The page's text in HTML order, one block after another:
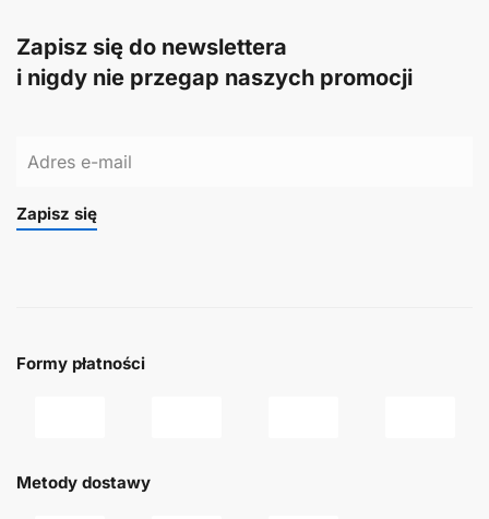
Zapisz się do newslettera
i nigdy nie przegap naszych promocji
Zapisz się
Formy płatności
Metody dostawy